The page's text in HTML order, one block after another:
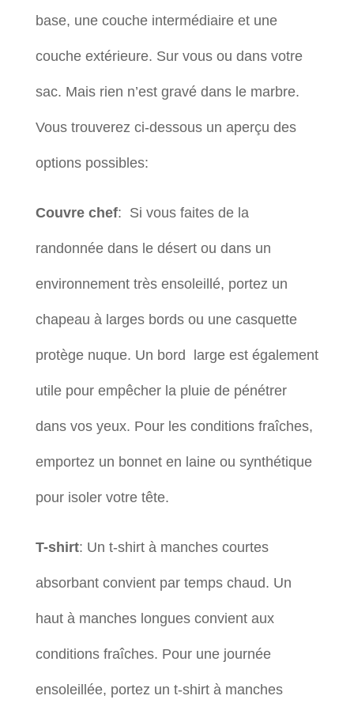
base, une couche intermédiaire et une
couche extérieure. Sur vous ou dans votre
sac. Mais rien n’est gravé dans le marbre.
Vous trouverez ci-dessous un aperçu des
options possibles:
Couvre chef: Si vous faites de la
randonnée dans le désert ou dans un
environnement très ensoleillé, portez un
chapeau à larges bords ou une casquette
protège nuque. Un bord large est également
utile pour empêcher la pluie de pénétrer
dans vos yeux. Pour les conditions fraîches,
emportez un bonnet en laine ou synthétique
pour isoler votre tête.
T-shirt: Un t-shirt à manches courtes
absorbant convient par temps chaud. Un
haut à manches longues convient aux
conditions fraîches. Pour une journée
ensoleillée, portez un t-shirt à manches